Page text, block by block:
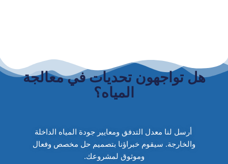
هل تواجهون تحديات في معالجة
المياه؟
أرسل لنا معدل التدفق ومعايير جودة المياه الداخلة
والخارجة. سيقوم خبراؤنا بتصميم حل مخصص وفعال
وموثوق لمشروعك.